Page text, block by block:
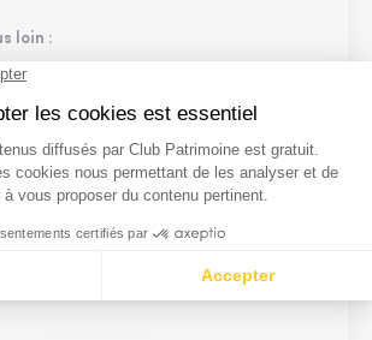
loin :
Girardin, réduire l’impôt de vos
critique
: l’oubli qui peut transformer
guyanaise